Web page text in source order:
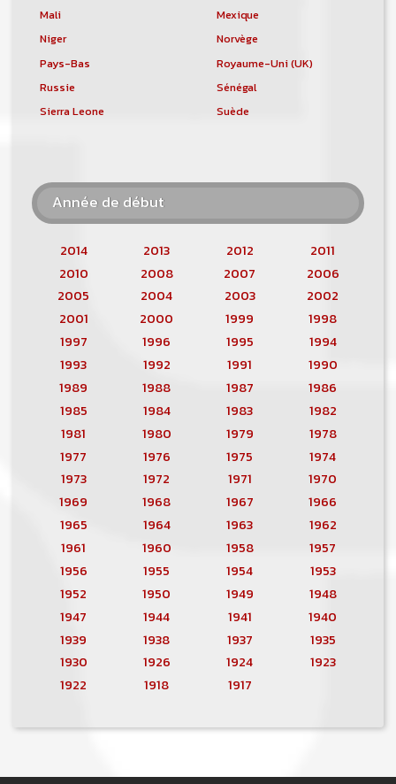
Mali
Mexique
Niger
Norvège
Pays-Bas
Royaume-Uni (UK)
Russie
Sénégal
Sierra Leone
Suède
Année de début
2014 2013 2012
2011
2010
2008 2007
2006
2005
2004 2003
2002
2001
2000 1999
1998
1997
1996 1995
1994
1993
1992 1991
1990
1989
1988 1987
1986
1985
1984 1983
1982
1981
1980 1979
1978
1977
1976 1975
1974
1973
1972 1971
1970
1969
1968 1967
1966
1965
1964 1963
1962
1961
1960 1958
1957
1956
1955 1954
1953
1952
1950 1949
1948
1947
1944 1941
1940
1939
1938 1937
1935
1930
1926 1924
1923
1922
1918 1917